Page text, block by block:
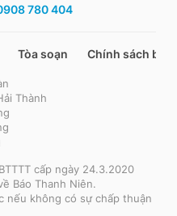
780 404
Tòa soạn Chính sách bảo
Thành
cấp ngày 24.3.2020
Báo Thanh Niên.
nếu không có sự chấp thuận